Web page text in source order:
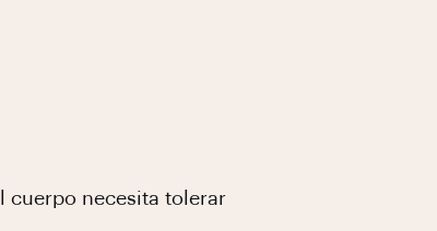
cuerpo necesita tolerar